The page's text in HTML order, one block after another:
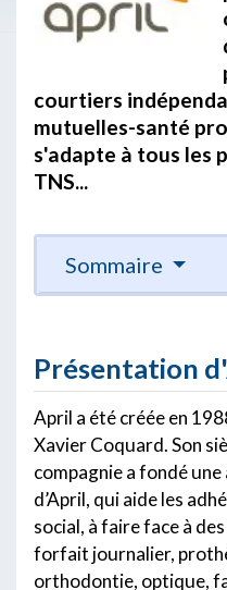
courtiers
mutuelles-santé
s'adapte à tous les
TNS...
Sommaire
Présentation
April a été créée en
Xavier Coquard. Son
compagnie a fondé
d’April, qui aide les
social, à faire face à
forfait journalier,
orthodontie, optique,